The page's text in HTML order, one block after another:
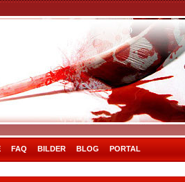
FAQ BILDER BLOG PORTAL